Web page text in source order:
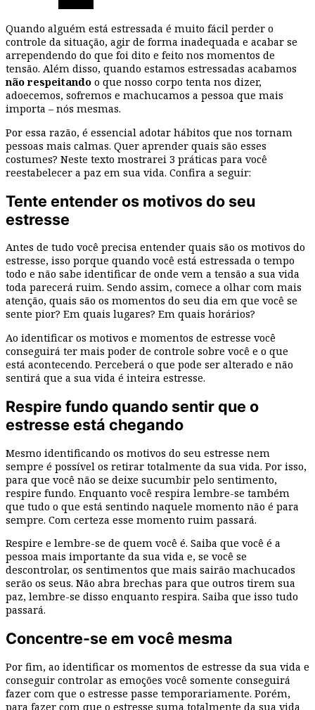
Quando alguém está estressada é muito fácil perder o
controle da situação, agir de forma inadequada e acabar se
arrependendo do que foi dito e feito nos momentos de
tensão. Além disso, quando estamos estressadas acabamos
não respeitando o que nosso corpo tenta nos dizer,
adoecemos, sofremos e machucamos a pessoa que mais
importa – nós mesmas.
Por essa razão, é essencial adotar hábitos que nos tornam
pessoas mais calmas. Quer aprender quais são esses
costumes? Neste texto mostrarei 3 práticas para você
reestabelecer a paz em sua vida. Confira a seguir:
Tente entender os motivos do seu
estresse
Antes de tudo você precisa entender quais são os motivos do
estresse, isso porque quando você está estressada o tempo
todo e não sabe identificar de onde vem a tensão a sua vida
toda parecerá ruim. Sendo assim, comece a olhar com mais
atenção, quais são os momentos do seu dia em que você se
sente pior? Em quais lugares? Em quais horários?
Ao identificar os motivos e momentos de estresse você
conseguirá ter mais poder de controle sobre você e o que
está acontecendo. Perceberá o que pode ser alterado e não
sentirá que a sua vida é inteira estresse.
Respire fundo quando sentir que o
estresse está chegando
Mesmo identificando os motivos do seu estresse nem
sempre é possível os retirar totalmente da sua vida. Por isso,
para que você não se deixe sucumbir pelo sentimento,
respire fundo. Enquanto você respira lembre-se também
que tudo o que está sentindo naquele momento não é para
sempre. Com certeza esse momento ruim passará.
Respire e lembre-se de quem você é. Saiba que você é a
pessoa mais importante da sua vida e, se você se
descontrolar, os sentimentos que mais sairão machucados
serão os seus. Não abra brechas para que outros tirem sua
paz, lembre-se disso enquanto respira. Saiba que isso tudo
passará.
Concentre-se em você mesma
Por fim, ao identificar os momentos de estresse da sua vida e
conseguir controlar as emoções você somente conseguirá
fazer com que o estresse passe temporariamente. Porém,
para fazer com que o estresse suma totalmente da sua vida